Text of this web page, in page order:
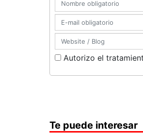
Autorizo el
Te puede interesar